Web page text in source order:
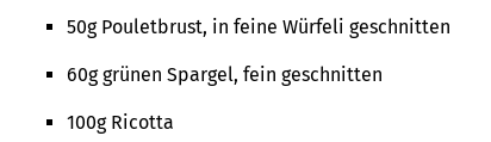
50g Pouletbrust, in feine Würfeli geschnitten
60g grünen Spargel, fein geschnitten
100g Ricotta